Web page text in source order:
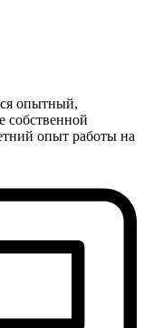
опытный,
собственной
опыт работы на